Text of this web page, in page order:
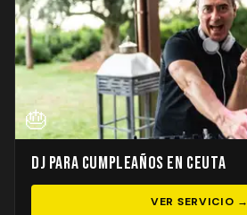
🎂
DJ para Cumpleaños en Ceuta
VER SERVICIO →